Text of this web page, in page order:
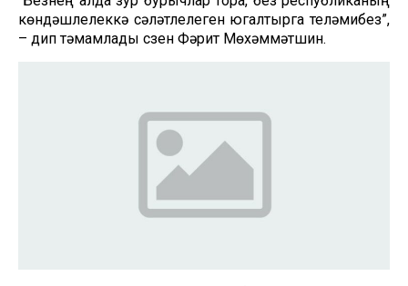
көндәшлелеккә сәләтлелеген югалтырга теләмибез”,
– дип тәмамлады сүзен Фәрит Мөхәммәтшин.